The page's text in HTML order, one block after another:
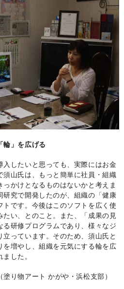
輪」を広げる
したいと思っても、実際にはお金
須山氏は、もっと簡単に社員・組織
かけとなるものはないかと考えま
研究で開発したのが、組織の「健康
です。今後はこのソフトを広く使
たい、とのこと。また、「成果の見
る研修プログラムであり、様々なジ
っています。そのため、須山氏と
を増やし、組織を元気にする輪を広
した。
り物アート かがや・浜松支部）